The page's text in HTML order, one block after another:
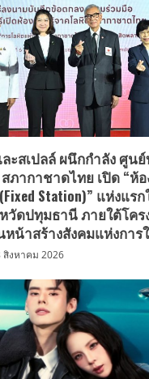
ะสเปลล์ ผนึกกำลัง ศูน
ภากาชาดไทย เปิด “ห้
Station)” แห่งแร
วัดปทุมธานี ภายใต้โคร
หน้าสร้างสังคมแห่งการ
สิงหาคม 2026